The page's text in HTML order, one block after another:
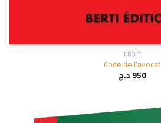
DROIT
Code de l’avocat
950د.ج